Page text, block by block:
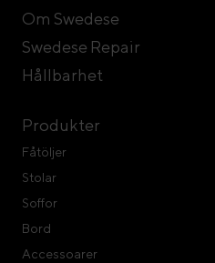
Om Swedese
Swedese Repair
Hållbarhet
Produkter
Fåtöljer
Stolar
Soffor
Bord
Accessoarer